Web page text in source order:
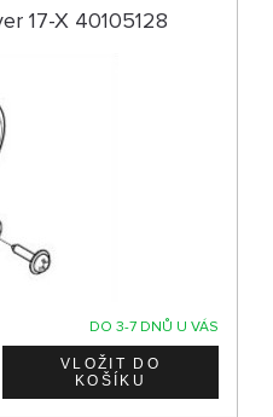
17-X 40105128
DO 3-7 DNŮ U VÁS